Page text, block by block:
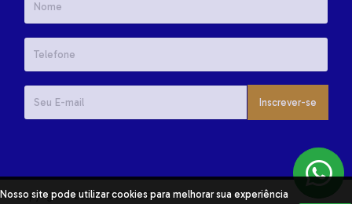
Inscrever-se
Copyright © 2026 ASSESSORIA
Nosso site pode utilizar cookies para melhorar sua experiência